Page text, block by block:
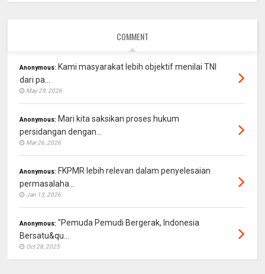
COMMENT
Anonymous: Kami masyarakat lebih objektif menilai TNI
dari pa...
May 29, 2026
Anonymous: Mari kita saksikan proses hukum
persidangan dengan...
Mar 26, 2026
Anonymous: FKPMR lebih relevan dalam penyelesaian
permasalaha...
Jan 13, 2026
Anonymous: "Pemuda Pemudi Bergerak, Indonesia
Bersatu&qu...
Oct 28, 2025